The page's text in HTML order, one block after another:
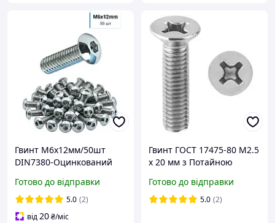
Гвинт М6x12мм/50шт
DIN7380-Оцинкований
Високоміцний 10.9 Spec
Готово до відправки
5.0 (2)
від20₴/міс
Гвинт ГОСТ 17475-80 М2.5
х 20 мм з Потайною
ЦБ
Готово до відправки
5.0 (2)